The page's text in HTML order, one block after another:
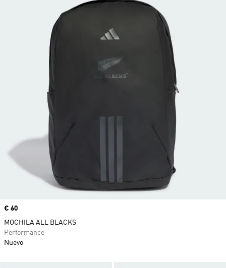
Precio
€ 60
MOCHILA ALL BLACKS
Performance
Nuevo